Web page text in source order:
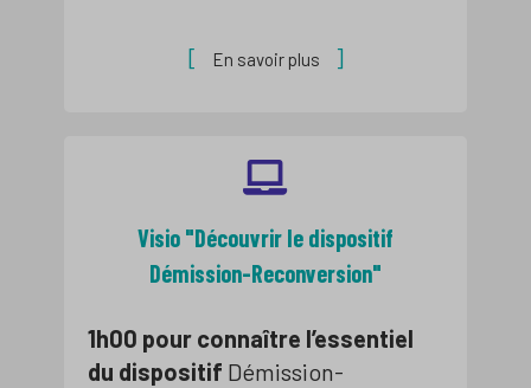
En savoir plus
Visio "Découvrir le dispositif
Démission-Reconversion"
1h00 pour connaître l’essentiel
du dispositif Démission-